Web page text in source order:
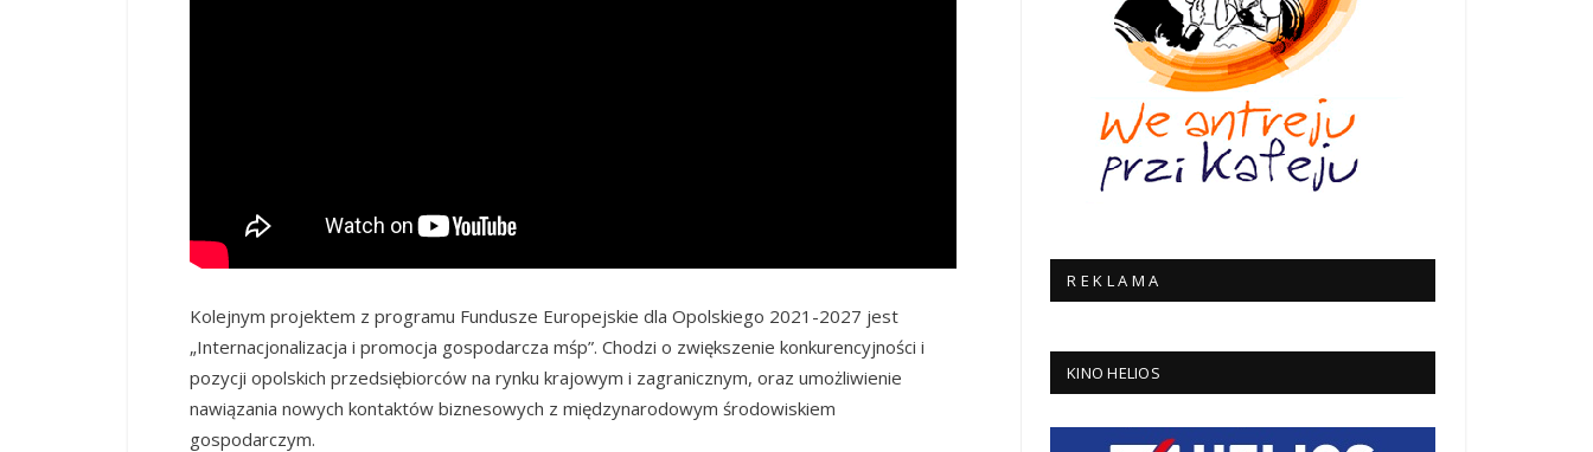
Kolejnym projektem z programu Fundusze Europejskie dla Opolskiego 2021-2027 jest
„Internacjonalizacja i promocja gospodarcza mśp”. Chodzi o zwiększenie konkurencyjności i
pozycji opolskich przedsiębiorców na rynku krajowym i zagranicznym, oraz umożliwienie
nawiązania nowych kontaktów biznesowych z międzynarodowym środowiskiem
gospodarczym.
R E K L A M A
KINO HELIOS